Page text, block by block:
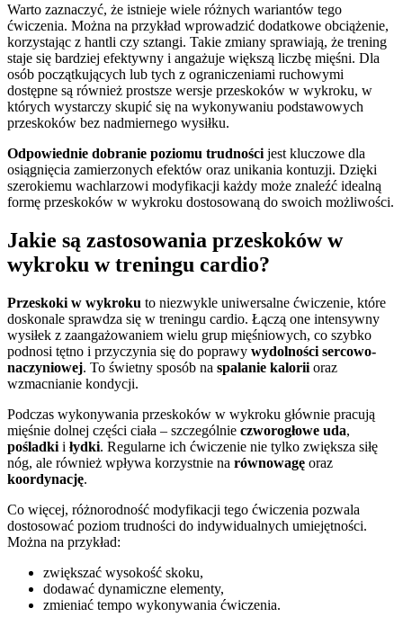
Warto zaznaczyć, że istnieje wiele różnych wariantów tego
ćwiczenia. Można na przykład wprowadzić dodatkowe obciążenie,
korzystając z hantli czy sztangi. Takie zmiany sprawiają, że trening
staje się bardziej efektywny i angażuje większą liczbę mięśni. Dla
osób początkujących lub tych z ograniczeniami ruchowymi
dostępne są również prostsze wersje przeskoków w wykroku, w
których wystarczy skupić się na wykonywaniu podstawowych
przeskoków bez nadmiernego wysiłku.
Odpowiednie dobranie poziomu trudności jest kluczowe dla
osiągnięcia zamierzonych efektów oraz unikania kontuzji. Dzięki
szerokiemu wachlarzowi modyfikacji każdy może znaleźć idealną
formę przeskoków w wykroku dostosowaną do swoich możliwości.
Jakie są zastosowania przeskoków w
wykroku w treningu cardio?
Przeskoki w wykroku to niezwykle uniwersalne ćwiczenie, które
doskonale sprawdza się w treningu cardio. Łączą one intensywny
wysiłek z zaangażowaniem wielu grup mięśniowych, co szybko
podnosi tętno i przyczynia się do poprawy wydolności sercowo-
naczyniowej. To świetny sposób na spalanie kalorii oraz
wzmacnianie kondycji.
Podczas wykonywania przeskoków w wykroku głównie pracują
mięśnie dolnej części ciała – szczególnie czworogłowe uda,
pośladki i łydki. Regularne ich ćwiczenie nie tylko zwiększa siłę
nóg, ale również wpływa korzystnie na równowagę oraz
koordynację.
Co więcej, różnorodność modyfikacji tego ćwiczenia pozwala
dostosować poziom trudności do indywidualnych umiejętności.
Można na przykład:
zwiększać wysokość skoku,
dodawać dynamiczne elementy,
zmieniać tempo wykonywania ćwiczenia.